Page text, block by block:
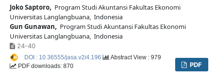
Joko Saptoro, Program Studi Akuntansi Fakultas Ekonomi
Universitas Langlangbuana, Indonesia
Gun Gunawan, Program Studi Akuntansi Fakultas Ekonomi
Universitas Langlangbuana, Indonesia
24-40
PDF
DOI : 10.36555/jasa.v2i4.196
Abstract View : 979
PDF downloads: 870